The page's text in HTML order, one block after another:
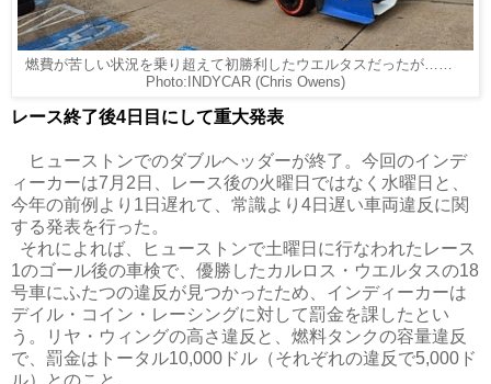
燃費が苦しい状況を乗り超えて初勝利したウエルタスだったが……
Photo:INDYCAR (Chris Owens)
レース終了後4日目にして重大発表
ヒューストンでのダブルヘッダーが終了。今回のインデ
ィーカーは7月2日、レース後の火曜日ではなく水曜日と、
今年の前例より1日遅れて、常識より4日遅い車両違反に関
する発表を行った。
それによれば、ヒューストンで土曜日に行なわれたレース
1のゴール後の車検で、優勝したカルロス・ウエルタスの18
号車にふたつの違反が見つかったため、インディーカーは
デイル・コイン・レーシングに対して罰金を課したとい
う。リヤ・ウィングの高さ違反と、燃料タンクの容量違反
で、罰金はトータル10,000ドル（それぞれの違反で5,000ド
ル）とのこと。